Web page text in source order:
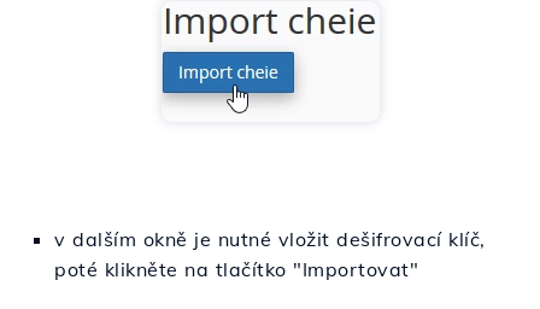
v dalším okně je nutné vložit dešifrovací klíč,
poté klikněte na tlačítko "Importovat"